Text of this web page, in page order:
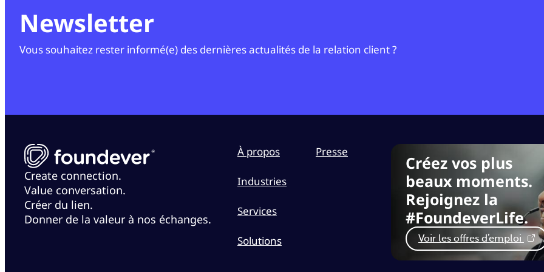
Newsletter
Vous souhaitez rester informé(e) des dernières actualités de la relation client ?
Create connection.
Value conversation.
Créer du lien.
Donner de la valeur à nos échanges.
À propos
Industries
Services
Solutions
Presse
Créez vos plus
beaux moments.
Rejoignez la
#FoundeverLife.
Voir les offres d’emploi